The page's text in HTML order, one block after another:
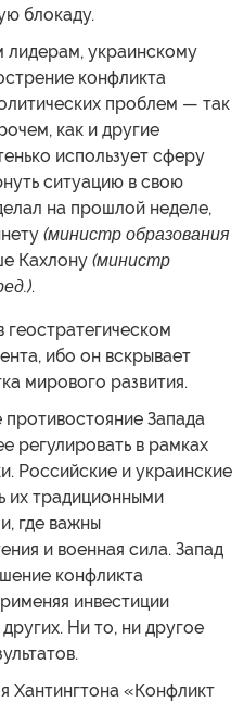
блокаду.
лидерам, украинскому
конфликта
проблем — так
как и другие
использует сферу
ситуацию в свою
на прошлой неделе,
(министр образования
Кахлону (министр
.
геостратегическом
ибо он вскрывает
мирового развития.
Запада
регулировать в рамках
Российские и украинские
их традиционными
где важны
и военная сила. Запад
конфликта
инвестиции
Ни то, ни другое
Хантингтона «Конфликт